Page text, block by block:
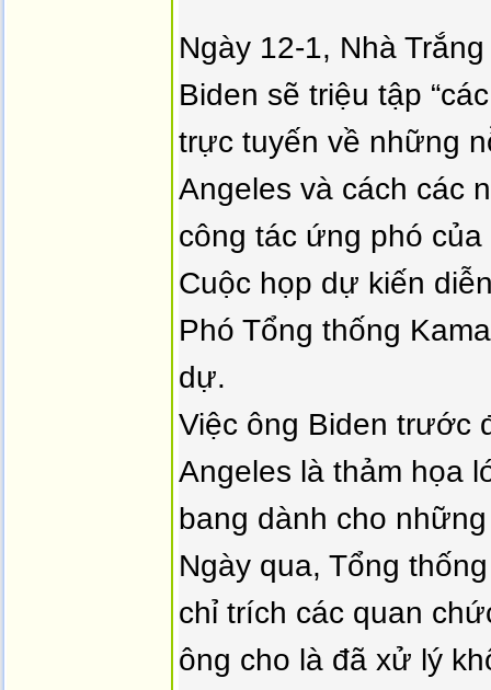
Ngày 12-1, Nhà
Biden sẽ triệu tập
trực tuyến về những
Angeles và cách các
công tác ứng phó
Cuộc họp dự kiến
Phó Tổng thống
dự.
Việc ông Biden trước
Angeles là thảm họa
bang dành cho
Ngày qua, Tổng
chỉ trích các quan
ông cho là đã xử lý